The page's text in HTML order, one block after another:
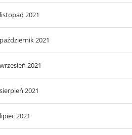
listopad 2021
październik 2021
wrzesień 2021
sierpień 2021
lipiec 2021